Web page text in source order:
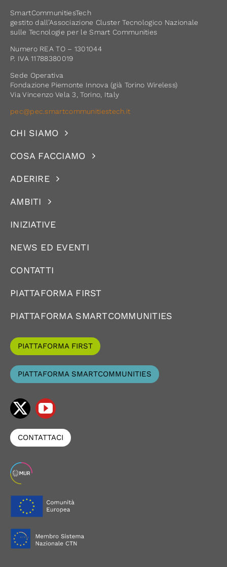
SmartCommunitiesTech
gestito dall’Associazione Cluster Tecnologico Nazionale
sulle Tecnologie per le Smart Communities
Numero REA TO – 1301044
P. IVA 11788380019
Sede Operativa
Fondazione Piemonte Innova (già Torino Wireless)
Via Vincenzo Vela 3, Torino, Italy
pec@pec.smartcommunitiestech.it
CHI SIAMO
COSA FACCIAMO
ADERIRE
AMBITI
INIZIATIVE
NEWS ED EVENTI
CONTATTI
PIATTAFORMA FIRST
PIATTAFORMA SMARTCOMMUNITIES
PIATTAFORMA FIRST
PIATTAFORMA SMARTCOMMUNITIES
CONTATTACI